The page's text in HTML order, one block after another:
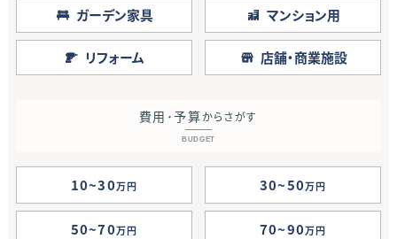
ガーデン家具 マンション用
リフォーム 店舗・商業施設
費用･予算からさがす
BUDGET
10~30万円 30~50万円
50~70万円 70~90万円